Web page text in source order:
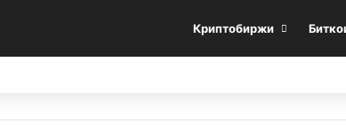
Криптобиржи